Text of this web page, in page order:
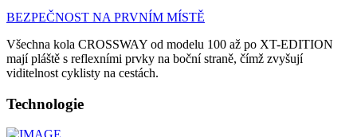
BEZPEČNOST NA PRVNÍM MÍSTĚ
Všechna kola CROSSWAY od modelu 100 až po XT-EDITION
mají pláště s reflexními prvky na boční straně, čímž zvyšují
viditelnost cyklisty na cestách.
Technologie